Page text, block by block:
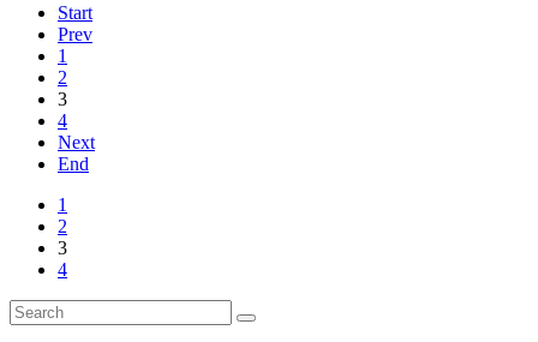
Start
Prev
1
2
3
4
Next
End
1
2
3
4